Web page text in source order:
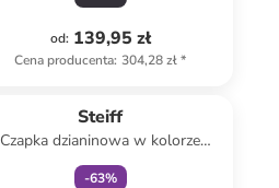
od: 139,95 zł
Cena producenta: 304,28 zł*
Steiff
Czapka dzianinowa w kolorze
szarym
-63%